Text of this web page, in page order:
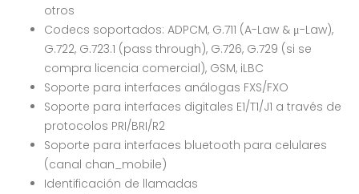
otros
Codecs soportados: ADPCM, G.711 (A-Law & μ-Law),
G.722, G.723.1 (pass through), G.726, G.729 (si se
compra licencia comercial), GSM, iLBC
Soporte para interfaces análogas FXS/FXO
Soporte para interfaces digitales E1/T1/J1 a través de
protocolos PRI/BRI/R2
Soporte para interfaces bluetooth para celulares
(canal chan_mobile)
Identificación de llamadas